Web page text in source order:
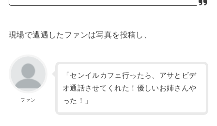
現場で遭遇したファンは写真を投稿し、
ファン
「センイルカフェ行ったら、アサとビデ
オ通話させてくれた！優しいお姉さんや
った！」